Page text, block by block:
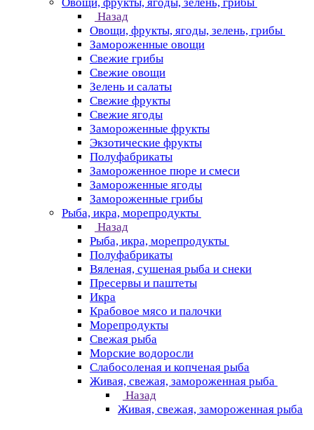
Назад
Овощи, фрукты, ягоды, зелень, грибы
Замороженные овощи
Свежие грибы
Свежие овощи
Зелень и салаты
Свежие фрукты
Свежие ягоды
Замороженные фрукты
Экзотические фрукты
Полуфабрикаты
Замороженное пюре и смеси
Замороженные ягоды
Замороженные грибы
Рыба, икра, морепродукты
Назад
Рыба, икра, морепродукты
Полуфабрикаты
Вяленая, сушеная рыба и снеки
Пресервы и паштеты
Икра
Крабовое мясо и палочки
Морепродукты
Свежая рыба
Морские водоросли
Слабосоленая и копченая рыба
Живая, свежая, замороженная рыба
Назад
Живая, свежая, замороженная рыба